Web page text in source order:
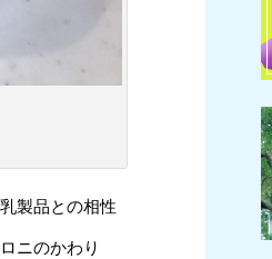
製品との相性
ニのかわり